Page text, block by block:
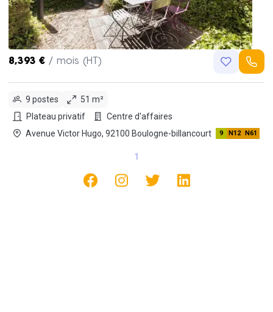
8,393 € / mois (HT)
9 postes
51 m²
Plateau privatif
Centre d'affaires
Avenue Victor Hugo, 92100 Boulogne-billancourt
9 N12 N61
1